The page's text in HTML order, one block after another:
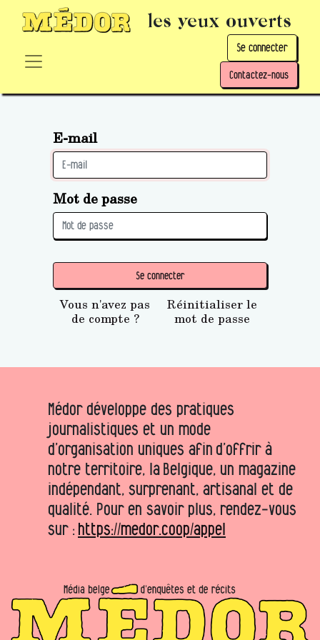
les yeux ouverts
Se connecter
Contactez-nous
E-mail
Mot de passe
Se connecter
Vous n'avez pas
de compte ?
Réinitialiser le
mot de passe
Médor développe des pratiques
journalistiques et un mode
d’organisation uniques afin d’offrir à
notre territoire, la Belgique, un magazine
indépendant, surprenant, artisanal et de
qualité. Pour en savoir plus, rendez-vous
sur : https://medor.coop/appel